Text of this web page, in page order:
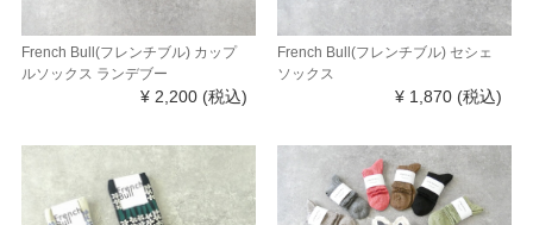
French Bull(フレンチブル) カップ
ルソックス ランデブー
¥ 2,200 (税込)
French Bull(フレンチブル) セシェ
ソックス
¥ 1,870 (税込)